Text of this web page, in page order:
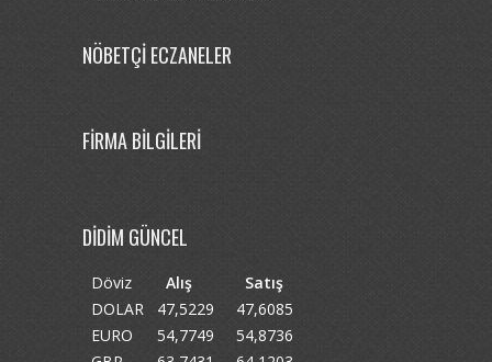
NÖBETÇİ ECZANELER
FİRMA BİLGİLERİ
DİDİM GÜNCEL
Döviz Alış
Satış
DOLAR
47,5229
47,6085
EURO
54,7749
54,8736